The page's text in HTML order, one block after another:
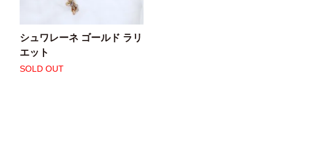
シュワレーネ ゴールド ラリ
エット
SOLD OUT